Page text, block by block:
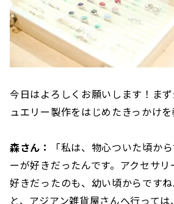
今日はよろしくお願いします！ま
ュエリー製作をはじめたきっかけを
森さん：
「私は、物心ついた頃か
ーが好きだったんです。アクセサ
好きだったのも、幼い頃からです
と、アジアン雑貨屋さんへ行って